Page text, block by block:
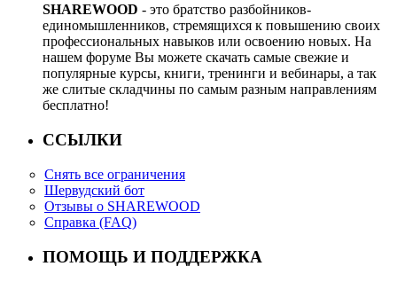
SHAREWOOD - это братство разбойников-
единомышленников, стремящихся к повышению своих
профессиональных навыков или освоению новых. На
нашем форуме Вы можете скачать самые свежие и
популярные курсы, книги, тренинги и вебинары, а так
же слитые складчины по самым разным направлениям
бесплатно!
ССЫЛКИ
Снять все ограничения
Шервудский бот
Отзывы о SHAREWOOD
Справка (FAQ)
ПОМОЩЬ И ПОДДЕРЖКА